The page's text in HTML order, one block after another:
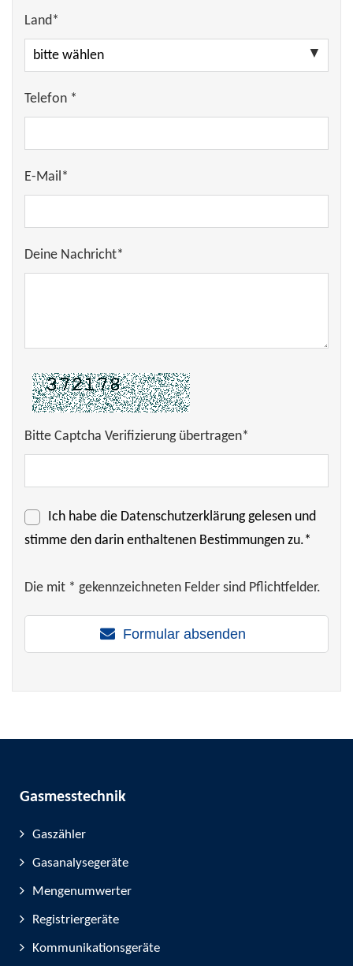
Land*
Telefon *
E-Mail*
Deine Nachricht*
Bitte Captcha Verifizierung übertragen*
Ich habe die Datenschutzerklärunggelesen und
stimme den darin enthaltenen Bestimmungen zu.*
Die mit * gekennzeichneten Felder sind Pflichtfelder.
Formular absenden
Gasmesstechnik
Gaszähler
Gasanalysegeräte
Mengenumwerter
Registriergeräte
Kommunikationsgeräte